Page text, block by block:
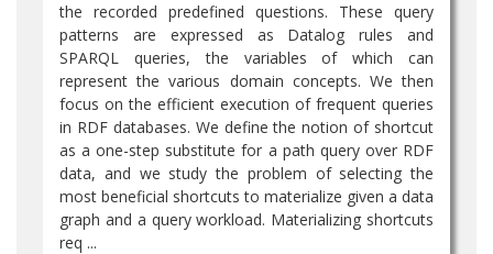
the recorded predefined questions. These query
patterns are expressed as Datalog rules and
SPARQL queries, the variables of which can
represent the various domain concepts. We then
focus on the efficient execution of frequent queries
in RDF databases. We define the notion of shortcut
as a one-step substitute for a path query over RDF
data, and we study the problem of selecting the
most beneficial shortcuts to materialize given a data
graph and a query workload. Materializing shortcuts
req ...